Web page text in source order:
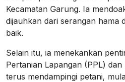
Kecamatan Garung. Ia
dijauhkan dari serangan hama
baik.
Selain itu, ia menekankan
Pertanian Lapangan (PPL)
terus mendampingi petani,